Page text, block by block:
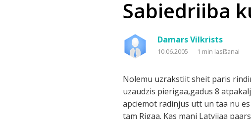
Sabiedriiba
Damars Vilkrists
10.06.2005 1 min lasīšanai
Nolemu uzrakstiit sheit paris
uzaudzis pierigaa,gadus 8
apciemot radinjus utt un taa nu
tam Rigaa. Kas mani Latvijaa